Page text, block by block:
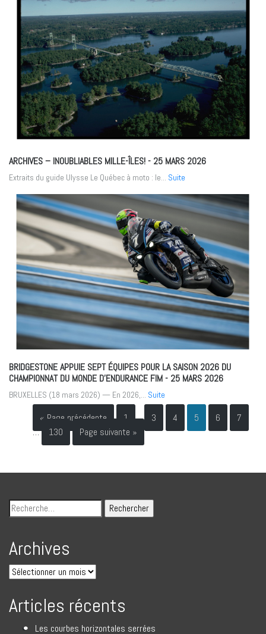
ARCHIVES – INOUBLIABLES MILLE-ÎLES!- 25 MARS 2026
Extraits du guide Ulysse Le Québec à moto : le... Suite
BRIDGESTONE APPUIE SEPT ÉQUIPES POUR LA SAISON 2026 DU
CHAMPIONNAT DU MONDE D’ENDURANCE FIM- 25 MARS 2026
BRUXELLES (18 mars 2026) — En 2026,... Suite
« Page précédente 1 … 3 4 5 6
7
…
130 Page suivante »
Archives
Articles récents
Les courbes horizontales serrées